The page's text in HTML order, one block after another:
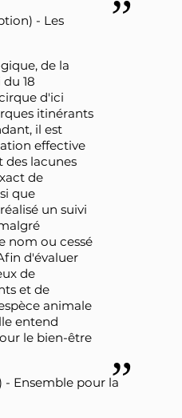
- Les
de la
18
d'ici
itinérants
il est
effective
des lacunes
de
que
un suivi
nom ou cessé
d'évaluer
de
et de
animale
entend
le bien-être
- Ensemble pour la